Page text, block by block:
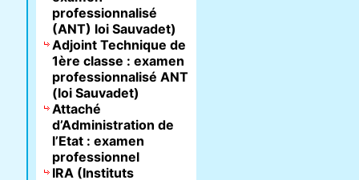
professionnalisé
(ANT) loi Sauvadet)
Adjoint Technique de
1ère classe : examen
professionnalisé ANT
(loi Sauvadet)
Attaché
d’Administration de
l’Etat : examen
professionnel
IRA (Instituts